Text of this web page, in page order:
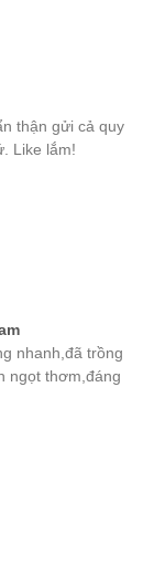
thận gửi cả quy
Like lắm!
nhanh,đã trồng
ngọt thơm,đáng